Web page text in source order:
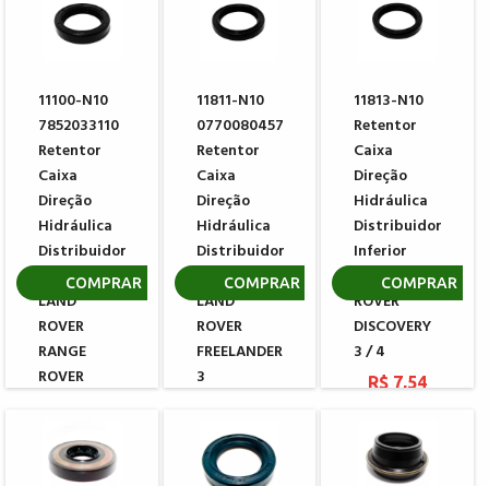
11100-N10
7852033110
Retentor
Caixa
Direção
Hidráulica
Distribuidor
Inferior
LAND
ROVER
RANGE
ROVER
COMPRAR
11811-N10
0770080457
Retentor
Caixa
Direção
Hidráulica
Distribuidor
Inferior ZF
LAND
ROVER
FREELANDER
3
COMPRAR
11813-N10
Retentor
Caixa
Direção
Hidráulica
Distribuidor
Inferior
TRW LAND
ROVER
DISCOVERY
3 / 4
R$ 7,54
COMPRAR